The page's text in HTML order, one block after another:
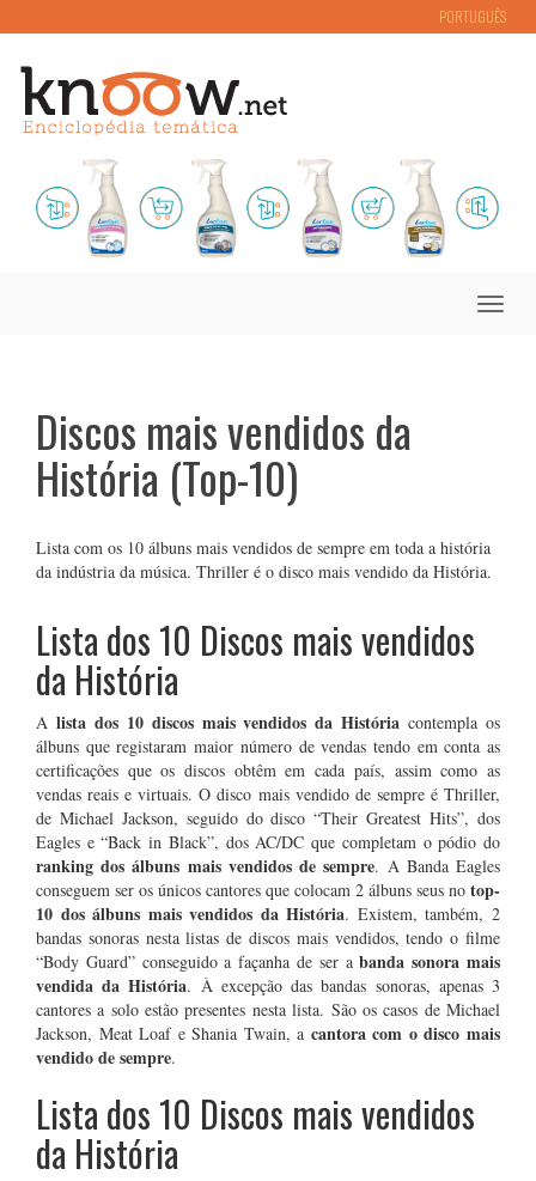
PORTUGUÊS
Toggle
Discos mais vendidos da
História (Top-10)
Lista com os 10 álbuns mais vendidos de sempre em toda a história
da indústria da música. Thriller é o disco mais vendido da História.
Lista dos 10 Discos mais vendidos
da História
A lista dos 10 discos mais vendidos da História contempla os
álbuns que registaram maior número de vendas tendo em conta as
certificações que os discos obtêm em cada país, assim como as
vendas reais e virtuais. O disco mais vendido de sempre é Thriller,
de Michael Jackson, seguido do disco “Their Greatest Hits”, dos
Eagles e “Back in Black”, dos AC/DC que completam o pódio do
ranking dos álbuns mais vendidos de sempre. A Banda Eagles
conseguem ser os únicos cantores que colocam 2 álbuns seus no top-
10 dos álbuns mais vendidos da História. Existem, também, 2
bandas sonoras nesta listas de discos mais vendidos, tendo o filme
“Body Guard” conseguido a façanha de ser abanda sonora mais
vendida da História. À excepção das bandas sonoras, apenas 3
cantores a solo estão presentes nesta lista. São os casos de Michael
Jackson, Meat Loaf e Shania Twain, a cantora com o disco mais
vendido de sempre.
Lista dos 10 Discos mais vendidos
da História